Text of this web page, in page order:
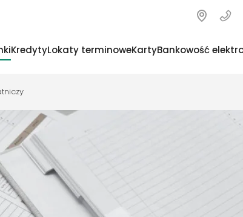
KredytyLokaty terminoweKartyBankowość